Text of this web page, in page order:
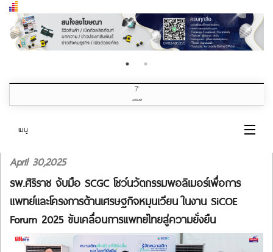
7th
AUGUST
เมนู
หน้าแรก
หมวดข่าว
April 30,2025
รพ.ศิริราช จับมือ SCGC โชว์นวัตกรรมพอลิเมอร์เพื่อการ
แพทย์และโครงการด้านเศรษฐกิจหมุนเวียน ในงาน SiCOE
Forum 2025 ขับเคลื่อนการแพทย์ไทยสู่ความยั่งยืน